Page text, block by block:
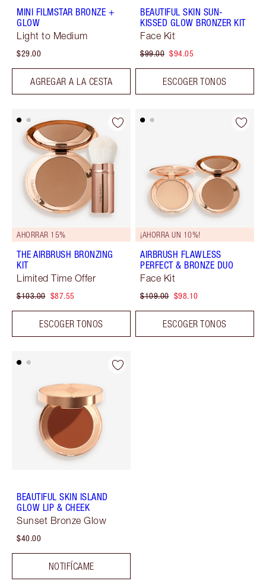
MINI FILMSTAR BRONZE +
GLOW
Light to Medium
$29.00
AGREGAR A LA CESTA
BEAUTIFUL SKIN SUN-
KISSED GLOW BRONZER KIT
Face Kit
$99.00 $94.05
ESCOGER TONOS
AHORRAR 15%
THE AIRBRUSH BRONZING
KIT
Limited Time Offer
$103.00 $87.55
ESCOGER TONOS
¡AHORRA UN 10%!
AIRBRUSH FLAWLESS
PERFECT & BRONZE DUO
Face Kit
$109.00 $98.10
ESCOGER TONOS
BEAUTIFUL SKIN ISLAND
GLOW LIP & CHEEK
Sunset Bronze Glow
$40.00
NOTIFÍCAME